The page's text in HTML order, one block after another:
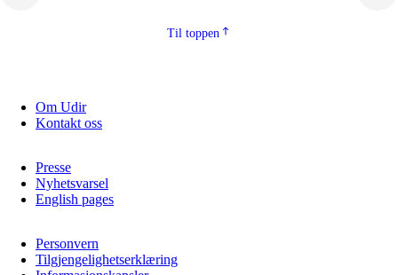
Til toppen
Om Udir
Kontakt oss
Presse
Nyhetsvarsel
English pages
Personvern
Tilgjengelighetserklæring